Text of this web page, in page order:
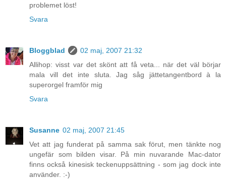
problemet löst!
Svara
Bloggblad
02 maj, 2007 21:32
Allihop: visst var det skönt att få veta... när det väl börjar
mala vill det inte sluta. Jag såg jättetangentbord à la
superorgel framför mig
Svara
Susanne 02 maj, 2007 21:45
Vet att jag funderat på samma sak förut, men tänkte nog
ungefär som bilden visar. På min nuvarande Mac-dator
finns också kinesisk teckenuppsättning - som jag dock inte
använder. :-)